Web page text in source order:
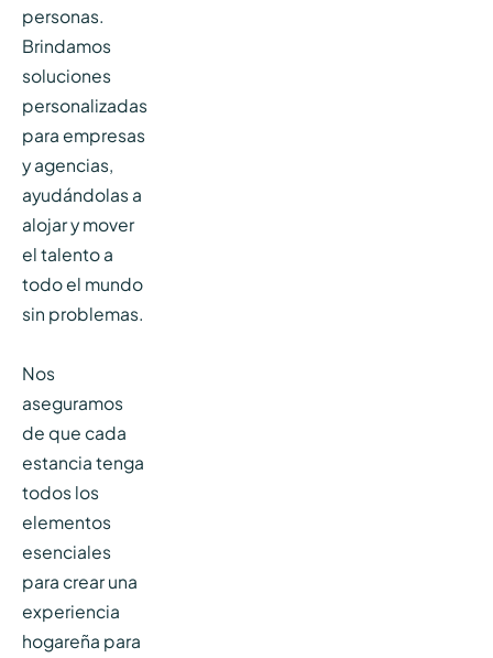
personas.
Brindamos
soluciones
personalizadas
para empresas
y agencias,
ayudándolas a
alojar y mover
el talento a
todo el mundo
sin problemas.
Nos
aseguramos
de que cada
estancia tenga
todos los
elementos
esenciales
para crear una
experiencia
hogareña para